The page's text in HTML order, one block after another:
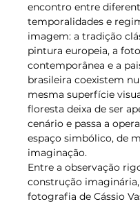
encontro entre
temporalidades e
imagem: a tradição
pintura europeia, a
contemporânea e a
brasileira coexistem
mesma superfície
floresta deixa de ser
cenário e passa a
espaço simbólico, de
imaginação.
Entre a observação
construção imaginária,
fotografia de Cássio